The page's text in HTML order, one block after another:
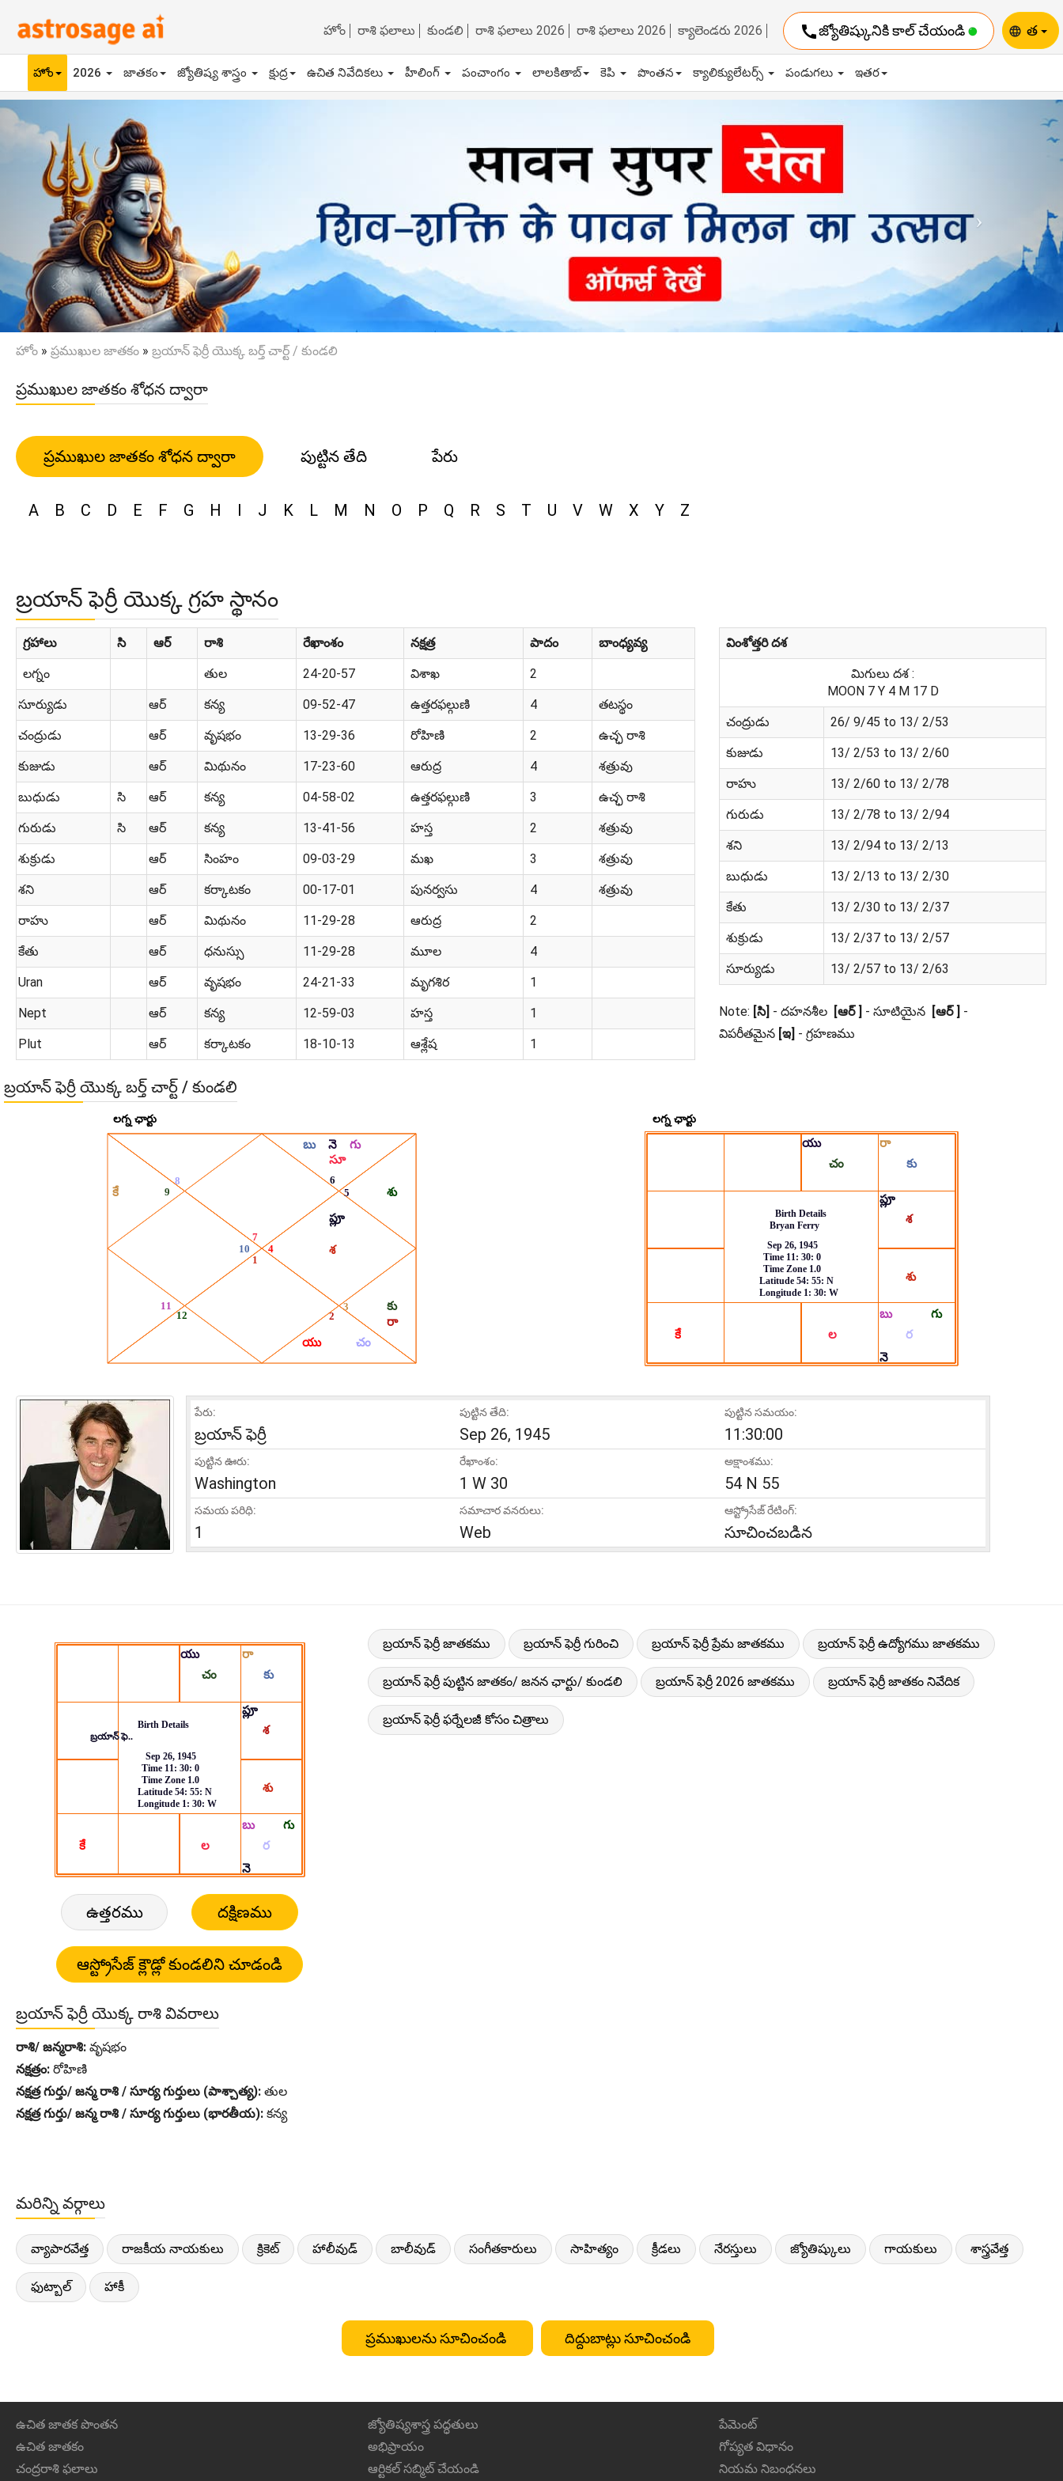
హోం రాశి ఫలాలు కుండలి రాశి ఫలాలు 2026 రాశి ఫలాలు 2026 క్యాలెండరు 2026 callజ్యోతిష్కునికి కాల్ చేయండి language త
హోం 2026 జాతకం జ్యోతిష్య శాస్త్రం క్షుద్ర ఉచిత నివేదికలు హీలింగ్ పంచాంగం లాలకితాబ్ కెపి పొంతన క్యాలిక్యులేటర్స్ పండుగలు ఇతర
Previous
హోం » ప్రముఖుల జాతకం » బ్రయాన్ ఫెర్రీ యొక్క బర్త్ చార్ట్ / కుండలి
ప్రముఖుల జాతకం శోధన ద్వారా
ప్రముఖుల జాతకం శోధన ద్వారా పుట్టిన తేది పేరు
A B C D E F G H I J K L M N O P Q R S T U V W X Y Z
బ్రయాన్ ఫెర్రీ యొక్క గ్రహ స్థానం
గ్రహాలు సి ఆర్ రాశి రేఖాంశం నక్షత్ర పాదం బాంధ్యవ్య
లగ్నం తుల 24-20-57 విశాఖ 2
సూర్యుడు ఆర్ కన్య 09-52-47 ఉత్తరఫల్గుణి 4 తటస్థం
చంద్రుడు ఆర్ వృషభం 13-29-36 రోహిణి 2 ఉచ్ఛ రాశి
కుజుడు ఆర్ మిథునం 17-23-60 ఆరుద్ర 4 శత్రువు
బుధుడు సి ఆర్ కన్య 04-58-02 ఉత్తరఫల్గుణి 3 ఉచ్ఛ రాశి
గురుడు సి ఆర్ కన్య 13-41-56 హస్త 2 శత్రువు
శుక్రుడు ఆర్ సింహం 09-03-29 మఖ 3 శత్రువు
శని ఆర్ కర్కాటకం 00-17-01 పునర్వసు 4 శత్రువు
రాహు ఆర్ మిథునం 11-29-28 ఆరుద్ర 2
కేతు ఆర్ ధనుస్సు 11-29-28 మూల 4
Uran ఆర్ వృషభం 24-21-33 మృగశిర 1
Nept ఆర్ కన్య 12-59-03 హస్త 1
Plut ఆర్ కర్కాటకం 18-10-13 ఆశ్లేష 1
వింశోత్తరి దశ
మిగులు దశ :
MOON 7 Y 4 M 17 D
చంద్రుడు 26/ 9/45 to 13/ 2/53
కుజుడు 13/ 2/53 to 13/ 2/60
రాహు 13/ 2/60 to 13/ 2/78
గురుడు 13/ 2/78 to 13/ 2/94
శని 13/ 2/94 to 13/ 2/13
బుధుడు 13/ 2/13 to 13/ 2/30
కేతు 13/ 2/30 to 13/ 2/37
శుక్రుడు 13/ 2/37 to 13/ 2/57
సూర్యుడు 13/ 2/57 to 13/ 2/63
Note: [సి] - దహనశీల [ఆర్ ] - సూటియైన [ఆర్ ] -
విపరీతమైన [ఇ] - గ్రహణము
బ్రయాన్ ఫెర్రీ యొక్క బర్త్ చార్ట్ / కుండలి
పేరు:
బ్రయాన్ ఫెర్రీ
పుట్టిన తేది:
Sep 26, 1945
పుట్టిన సమయం:
11:30:00
పుట్టిన ఊరు:
Washington
రేఖాంశం:
1 W 30
అక్షాంశము:
54 N 55
సమయ పరిధి:
1
సమాచార వనరులు:
Web
ఆస్ట్రోసేజ్ రేటింగ్:
సూచించబడిన
ఉత్తరము దక్షిణము
బ్రయాన్ ఫెర్రీ జాతకము బ్రయాన్ ఫెర్రీ గురించి బ్రయాన్ ఫెర్రీ ప్రేమ జాతకము బ్రయాన్ ఫెర్రీ ఉద్యోగము జాతకము
బ్రయాన్ ఫెర్రీ పుట్టిన జాతకం/ జనన ఛార్టు/ కుండలి బ్రయాన్ ఫెర్రీ 2026 జాతకము బ్రయాన్ ఫెర్రీ జాతకం నివేదిక
బ్రయాన్ ఫెర్రీ ఫర్నేలజీ కోసం చిత్రాలు
బ్రయాన్ ఫెర్రీ యొక్క రాశి వివరాలు
రాశి/ జన్మరాశి: వృషభం
నక్షత్రం: రోహిణి
నక్షత్ర గుర్తు/ జన్మ రాశి / సూర్య గుర్తులు (పాశ్చాత్య): తుల
నక్షత్ర గుర్తు/ జన్మ రాశి / సూర్య గుర్తులు (భారతీయ): కన్య
మరిన్ని వర్గాలు
వ్యాపారవేత్త రాజకీయ నాయకులు క్రికెట్ హాలీవుడ్ బాలీవుడ్ సంగీతకారులు సాహిత్యం క్రీడలు నేరస్తులు జ్యోతిష్కులు గాయకులు శాస్త్రవేత్త
ఫుట్బాల్ హాకీ
ప్రముఖులను సూచించండి దిద్దుబాట్లు సూచించండి
ఉచిత జాతక పొంతన
ఉచిత జాతకం
చంద్రరాశి ఫలాలు
జ్యోతిష్యశాస్త్ర పద్ధతులు
అభిప్రాయం
ఆర్టికల్ సబ్మిట్ చేయండి
పేమెంట్
గోప్యత విధానం
నియమ నిబంధనలు